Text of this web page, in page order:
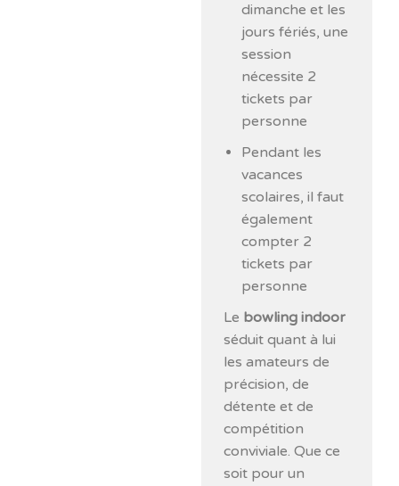
dimanche et les
jours fériés, une
session
nécessite 2
tickets par
personne
Pendant les
vacances
scolaires, il faut
également
compter 2
tickets par
personne
Le bowling indoor
séduit quant à lui
les amateurs de
précision, de
détente et de
compétition
conviviale. Que ce
soit pour un